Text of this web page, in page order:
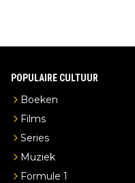
POPULAIRE CULTUUR
Boeken
Films
Series
Muziek
Formule 1